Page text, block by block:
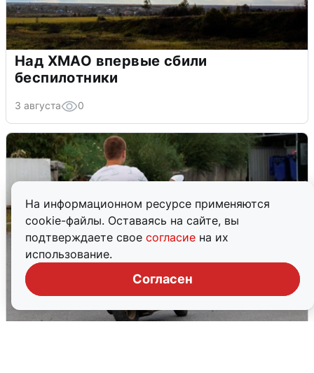
На информационном ресурсе применяются
cookie-файлы. Оставаясь на сайте, вы
подтверждаете свое согласие на их
использование.
Согласен
Над ХМАО впервые сбили
беспилотники
3 августа 0